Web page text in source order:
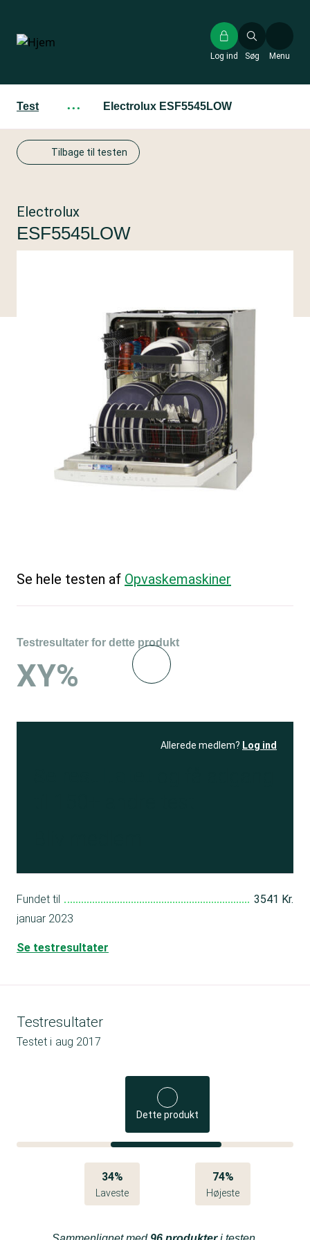
hovedindhold
Søg
Log ind Menu
Test ··· Electrolux ESF5545LOW
Tilbage til testen
Electrolux
ESF5545LOW
Se hele testen af Opvaskemaskiner
Testresultater for dette produkt
XY%
Allerede medlem? Log ind
Fundet til
3541 Kr.
januar 2023
Se testresultater
Testresultater
Testet i aug 2017
Dette produkt
34%
Laveste
74%
Højeste